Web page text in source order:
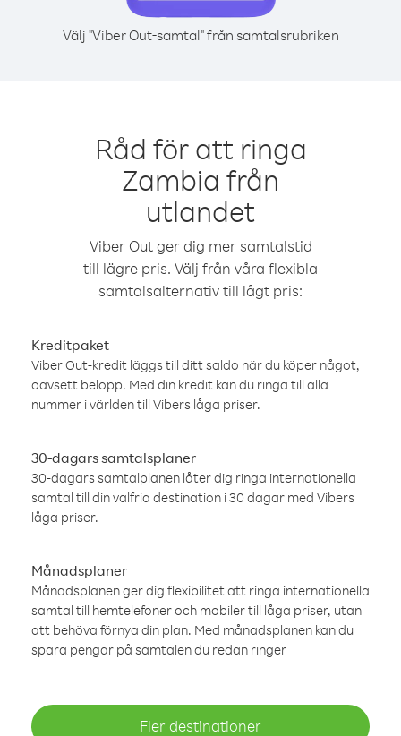
Välj "Viber Out-samtal" från samtalsrubriken
Råd för att ringa
Zambia från
utlandet
Viber Out ger dig mer samtalstid
till lägre pris. Välj från våra flexibla
samtalsalternativ till lågt pris:
Kreditpaket
Viber Out-kredit läggs till ditt saldo när du köper något,
oavsett belopp. Med din kredit kan du ringa till alla
nummer i världen till Vibers låga priser.
30-dagars samtalsplaner
30-dagars samtalplanen låter dig ringa internationella
samtal till din valfria destination i 30 dagar med Vibers
låga priser.
Månadsplaner
Månadsplanen ger dig flexibilitet att ringa internationella
samtal till hemtelefoner och mobiler till låga priser, utan
att behöva förnya din plan. Med månadsplanen kan du
spara pengar på samtalen du redan ringer
Fler destinationer